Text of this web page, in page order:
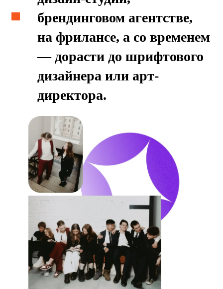
практических навыков
5 семестр. Погружение в
навыков леттеринга
6 семестр. Полное погружение
подготовка к защите
дипломной работы
1 семестр. Развитие
профессиональной культуры и
художественного вкуса
2 семестр. Углубление в
специальность и развитие
практических навыков